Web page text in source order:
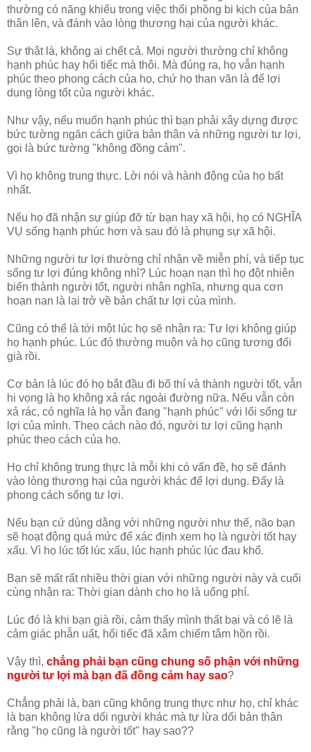
thường có năng khiếu trong việc thổi phồng bi kịch của bản
thân lên, và đánh vào lòng thương hại của người khác.
Sự thật là, không ai chết cả. Mọi người thường chỉ không
hạnh phúc hay hối tiếc mà thôi. Mà đúng ra, họ vẫn hạnh
phúc theo phong cách của họ, chứ họ than vãn là để lợi
dụng lòng tốt của người khác.
Như vậy, nếu muốn hạnh phúc thì bạn phải xây dựng được
bức tường ngăn cách giữa bản thân và những người tư lợi,
gọi là bức tường "không đồng cảm".
Vì họ không trung thực. Lời nói và hành động của họ bất
nhất.
Nếu họ đã nhận sự giúp đỡ từ bạn hay xã hội, họ có NGHĨA
VỤ sống hạnh phúc hơn và sau đó là phụng sự xã hội.
Những người tư lợi thường chỉ nhận về miễn phí, và tiếp tục
sống tư lợi đúng không nhỉ? Lúc hoạn nạn thì họ đột nhiên
biến thành người tốt, người nhân nghĩa, nhưng qua cơn
hoạn nạn là lại trở về bản chất tư lợi của mình.
Cũng có thể là tới một lúc họ sẽ nhận ra: Tư lợi không giúp
họ hạnh phúc. Lúc đó thường muộn và họ cũng tương đối
già rồi.
Cơ bản là lúc đó họ bắt đầu đi bố thí và thành người tốt, vẫn
hi vọng là họ không xả rác ngoài đường nữa. Nếu vẫn còn
xả rác, có nghĩa là họ vẫn đang "hạnh phúc" với lối sống tư
lợi của mình. Theo cách nào đó, người tư lợi cũng hạnh
phúc theo cách của họ.
Họ chỉ không trung thực là mỗi khi có vấn đề, họ sẽ đánh
vào lòng thương hại của người khác để lợi dụng. Đấy là
phong cách sống tư lợi.
Nếu bạn cứ dùng dằng với những người như thế, não bạn
sẽ hoạt động quá mức để xác định xem họ là người tốt hay
xấu. Vì họ lúc tốt lúc xấu, lúc hạnh phúc lúc đau khổ.
Bạn sẽ mất rất nhiều thời gian với những người này và cuối
cùng nhận ra: Thời gian dành cho họ là uổng phí.
Lúc đó là khi bạn già rồi, cảm thấy mình thất bại và có lẽ là
cảm giác phẫn uất, hối tiếc đã xâm chiếm tâm hồn rồi.
Vậy thì, chẳng phải bạn cũng chung số phận với những
người tư lợi mà bạn đã đồng cảm hay sao?
Chẳng phải là, bạn cũng không trung thực như họ, chỉ khác
là bạn không lừa dối người khác mà tự lừa dối bản thân
rằng "họ cũng là người tốt" hay sao??